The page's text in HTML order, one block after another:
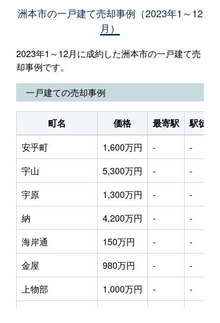
洲本市の一戸建て売却事例（2023年1～12
月）
2023年1～12月に成約した洲本市の一戸建て売
却事例です。
一戸建ての売却事例
町名 価格 最寄駅
駅徒歩
安乎町
1,600万円 -
-
宇山
5,300万円 -
-
宇原
1,300万円 -
-
納
4,200万円 -
-
海岸通
150万円 -
-
金屋
980万円 -
-
上物部
1,000万円 -
-